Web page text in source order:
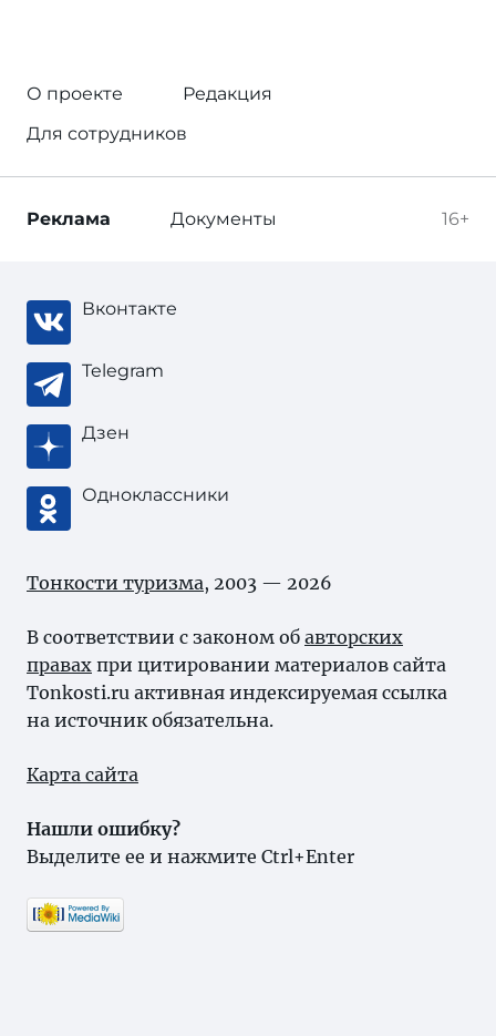
О проекте
Редакция
Для сотрудников
16+
Реклама Документы
Вконтакте
Telegram
Дзен
Одноклассники
Тонкости туризма, 2003 — 2026
В соответствии с законом об авторских
правах при цитировании материалов сайта
Tonkosti.ru активная индексируемая ссылка
на источник обязательна.
Карта сайта
Нашли ошибку?
Выделите ее и нажмите Ctrl+Enter